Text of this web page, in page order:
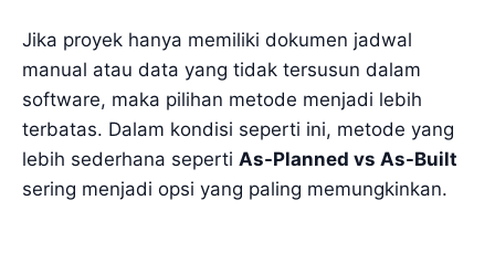
Jika proyek hanya memiliki dokumen jadwal
manual atau data yang tidak tersusun dalam
software, maka pilihan metode menjadi lebih
terbatas. Dalam kondisi seperti ini, metode yang
lebih sederhana seperti As-Planned vs As-Built
sering menjadi opsi yang paling memungkinkan.